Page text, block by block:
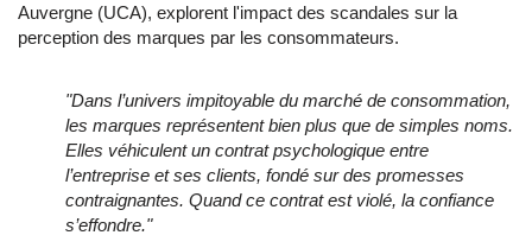
Auvergne (UCA), explorent l'impact des scandales sur la
perception des marques par les consommateurs.
"Dans l’univers impitoyable du marché de consommation,
les marques représentent bien plus que de simples noms.
Elles véhiculent un contrat psychologique entre
l’entreprise et ses clients, fondé sur des promesses
contraignantes. Quand ce contrat est violé, la confiance
s’effondre."